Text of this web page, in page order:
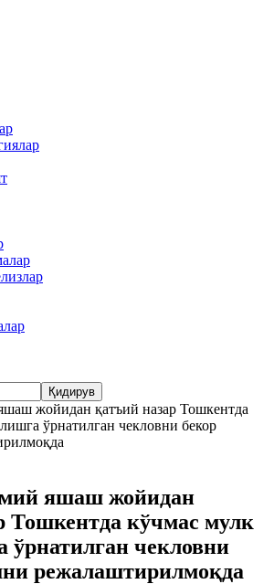
яшаш жойидан
Тошкентда кўчмас мулк
ўрнатилган чекловни
режалаштирилмоқда